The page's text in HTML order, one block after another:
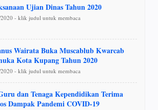
Ujian Dinas Tahun 2020
- klik judul untuk membaca
Wairata Buka Muscablub Kwarcab
Kota Kupang Tahun 2020
- klik judul untuk membaca
dan Tenaga Kependidikan Terima
Dampak Pandemi COVID-19